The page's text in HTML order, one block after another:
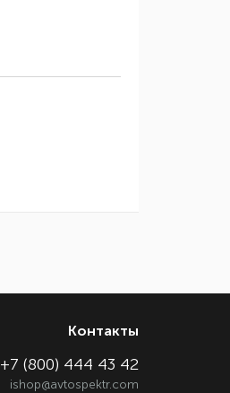
Контакты
+7 (800) 444 43 42
ishop@avtospektr.com